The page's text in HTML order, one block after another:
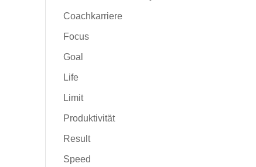
Coachkarriere
Focus
Goal
Life
Limit
Produktivität
Result
Speed